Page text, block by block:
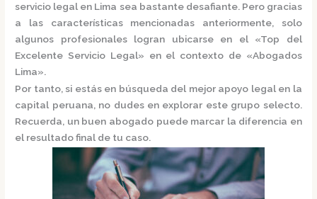
servicio legal en Lima sea bastante desafiante. Pero gracias
a las características mencionadas anteriormente, solo
algunos profesionales logran ubicarse en el «Top del
Excelente Servicio Legal» en el contexto de «Abogados
Lima».
Por tanto, si estás en búsqueda del mejor apoyo legal en la
capital peruana, no dudes en explorar este grupo selecto.
Recuerda, un buen abogado puede marcar la diferencia en
el resultado final de tu caso.